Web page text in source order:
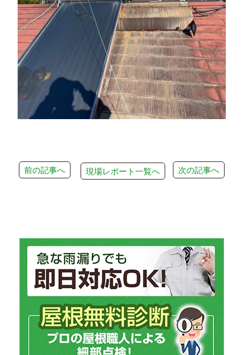
前の記事へ 次の記事へ
現場レポート一覧へ